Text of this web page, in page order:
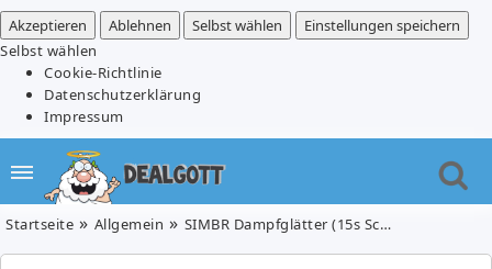
Akzeptieren
Ablehnen Selbst wählen
Einstellungen speichern
Selbst wählen
Cookie-Richtlinie
Datenschutzerklärung
Impressum
Startseite Allgemein SIMBR Dampfglätter (15s Schnellerwärmung, mit 280 ML Wassertank, 1500W) für 19,99€